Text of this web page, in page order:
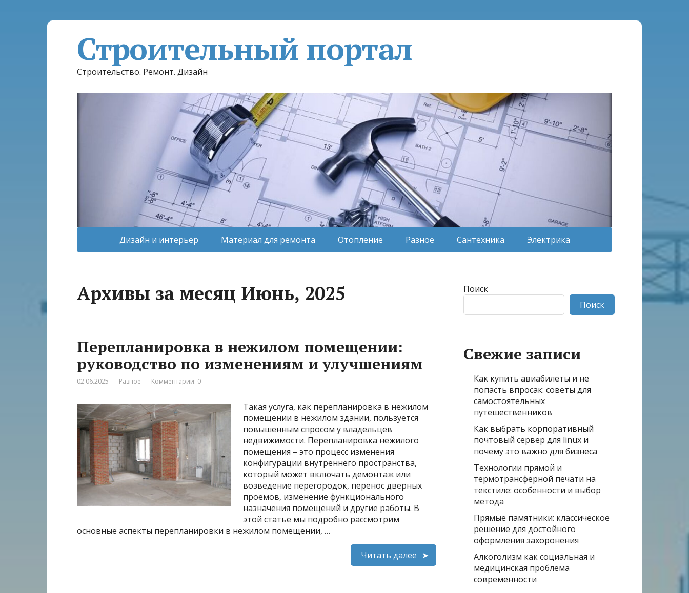
Строительный портал
Строительство. Ремонт. Дизайн
Дизайн и интерьер Материал для ремонта Отопление Разное Сантехника Электрика
Архивы за месяц Июнь, 2025
Перепланировка в нежилом помещении:
руководство по изменениям и улучшениям
02.06.2025 Разное Комментарии: 0
Такая услуга, как перепланировка в нежилом
помещении в нежилом здании, пользуется
повышенным спросом у владельцев
недвижимости. Перепланировка нежилого
помещения – это процесс изменения
конфигурации внутреннего пространства,
который может включать демонтаж или
возведение перегородок, перенос дверных
проемов, изменение функционального
назначения помещений и другие работы. В
этой статье мы подробно рассмотрим
основные аспекты перепланировки в нежилом помещении, …
Читать далее
Поиск
Поиск
Свежие записи
Как купить авиабилеты и не
попасть впросак: советы для
самостоятельных
путешественников
Как выбрать корпоративный
почтовый сервер для linux и
почему это важно для бизнеса
Технологии прямой и
термотрансферной печати на
текстиле: особенности и выбор
метода
Прямые памятники: классическое
решение для достойного
оформления захоронения
Алкоголизм как социальная и
медицинская проблема
современности